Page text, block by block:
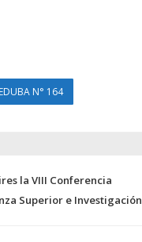
N° 164
la VIII Conferencia
Superior e Investigación